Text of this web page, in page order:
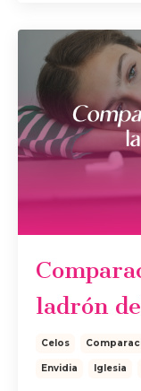
ladrón
Celos
Envidia Iglesia